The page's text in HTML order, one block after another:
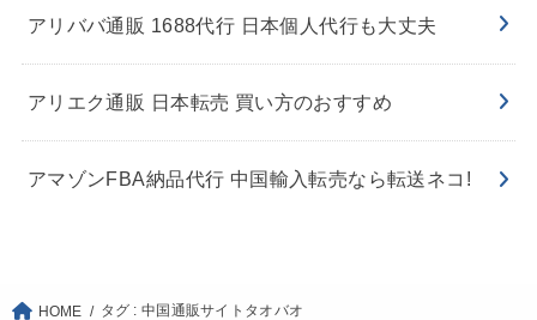
アリババ通販 1688代行 日本個人代行も大丈夫
アリエク通販 日本転売 買い方のおすすめ
アマゾンFBA納品代行 中国輸入転売なら転送ネコ!
HOME タグ : 中国通販サイトタオバオ